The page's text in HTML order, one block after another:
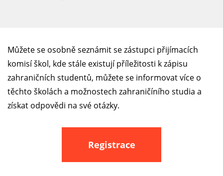
Můžete se osobně seznámit se zástupci přijímacích
komisí škol, kde stále existují příležitosti k zápisu
zahraničních studentů, můžete se informovat více o
těchto školách a možnostech zahraničíního studia a
získat odpovědi na své otázky.
Registrace